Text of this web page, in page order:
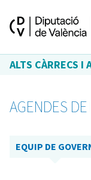
ALTS CÀRRECS I
AGENDES
EQUIP DE